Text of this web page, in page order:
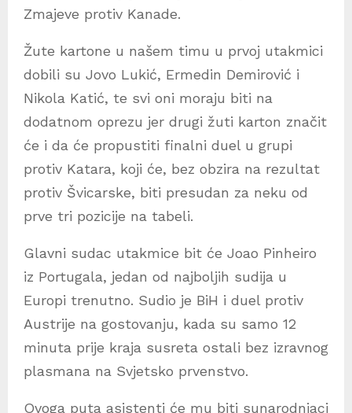
Zmajeve protiv Kanade.
Žute kartone u našem timu u prvoj utakmici
dobili su Jovo Lukić, Ermedin Demirović i
Nikola Katić, te svi oni moraju biti na
dodatnom oprezu jer drugi žuti karton značit
će i da će propustiti finalni duel u grupi
protiv Katara, koji će, bez obzira na rezultat
protiv Švicarske, biti presudan za neku od
prve tri pozicije na tabeli.
Glavni sudac utakmice bit će Joao Pinheiro
iz Portugala, jedan od najboljih sudija u
Europi trenutno. Sudio je BiH i duel protiv
Austrije na gostovanju, kada su samo 12
minuta prije kraja susreta ostali bez izravnog
plasmana na Svjetsko prvenstvo.
Ovoga puta asistenti će mu biti sunarodnjaci